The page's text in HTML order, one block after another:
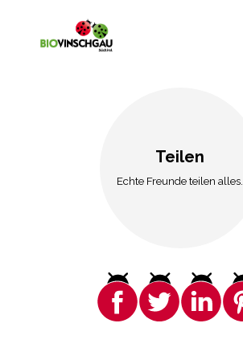
Teilen
Echte Freunde teilen alles.